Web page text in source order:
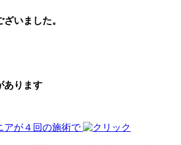
いました。
あります